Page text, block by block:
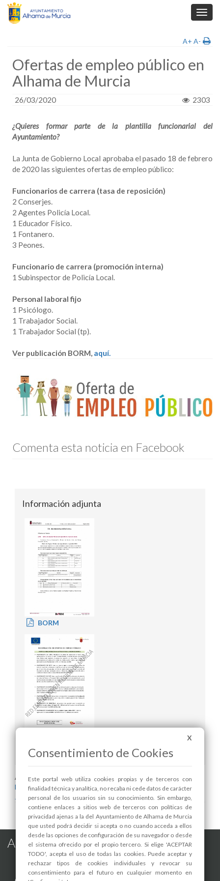
A+ A-
Ofertas de empleo público en
Alhama de Murcia
26/03/2020 2303
¿Quieres formar parte de la plantilla funcionarial del
Ayuntamiento?
La Junta de Gobierno Local aprobaba el pasado 18 de febrero
de 2020 las siguientes ofertas de empleo público:
Funcionarios de carrera (tasa de reposición)
2 Conserjes.
2 Agentes Policía Local.
1 Educador Físico.
1 Fontanero.
3 Peones.
Funcionario de carrera (promoción interna)
1 Subinspector de Policía Local.
Personal laboral fijo
1 Psicólogo.
1 Trabajador Social.
1 Trabajador Social (tp).
Ver publicación BORM, aquí.
Comenta esta noticia en Facebook
Información adjunta
BORM
Oferta de Empleo Público en Ayuntamientos de
la Región de Murcia
Areas relacionadas:
Desarrollo Local y Empleo
Juventud
Alhama de Murcia en las Redes
X
Consentimiento de Cookies
Este portal web utiliza cookies propias y de terceros con
finalidad técnica y analítica, no recaba ni cede datos de carácter
personal de los usuarios sin su conocimiento. Sin embargo,
contiene enlaces a sitios web de terceros con políticas de
privacidad ajenas a la del Ayuntamiento de Alhama de Murcia
que usted podrá decidir si acepta o no cuando acceda a ellos
desde las opciones de configuración de su navegador o desde
el sistema ofrecido por el propio tercero. Si elige 'ACEPTAR
TODO', acepta el uso de todas las cookies. Puede aceptar y
rechazar tipos de cookies individuales y revocar su
consentimiento para el futuro en cualquier momento en